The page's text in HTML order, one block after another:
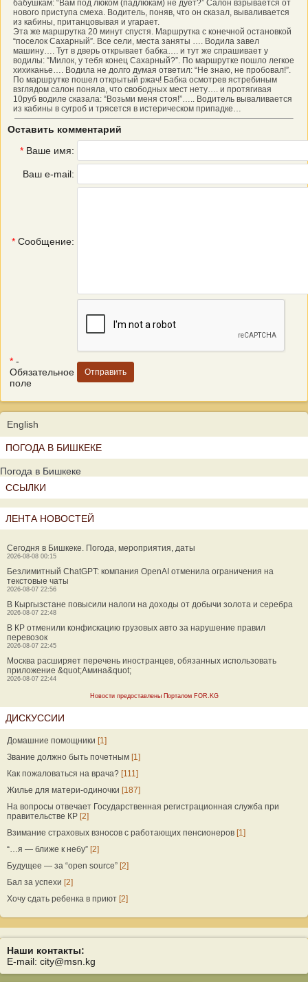
бабушкам: “Вам под люком (падлюкам) не дует?” Салон взрывается от
нового приступа смеха. Водитель, поняв, что он сказал, вываливается
из кабины, пританцовывая и угарает.
Эта же маршрутка 20 минут спустя. Маршрутка с конечной остановкой
“поселок Сахарный”. Все сели, места заняты …. Водила завел
машину…. Тут в дверь открывает бабка…. и тут же спрашивает у
водилы: “Милок, у тебя конец Сахарный?”. По маршрутке пошло легкое
хихиканье…. Водила не долго думая ответил: “Не знаю, не пробовал!”.
По маршрутке пошел открытый ржач! Бабка осмотрев ястребиным
взглядом салон поняла, что свободных мест нету…. и протягивая
10руб водиле сказала: “Возьми меня стоя!”….. Водитель вываливается
из кабины в сугроб и трясется в истерическом припадке…
Оставить комментарий
* Ваше имя:
Ваш e-mail:
* Сообщение:
* -
Обязательное
поле
English
ПОГОДА В БИШКЕКЕ
Погода в Бишкеке
ССЫЛКИ
ЛЕНТА НОВОСТЕЙ
Сегодня в Бишкеке. Погода, мероприятия, даты
2026-08-08 00:15
Безлимитный ChatGPT: компания OpenAI отменила ограничения на
текстовые чаты
2026-08-07 22:56
В Кыргызстане повысили налоги на доходы от добычи золота и серебра
2026-08-07 22:48
В КР отменили конфискацию грузовых авто за нарушение правил
перевозок
2026-08-07 22:45
Москва расширяет перечень иностранцев, обязанных использовать
приложение &quot;Амина&quot;
2026-08-07 22:44
Новости предоставлены Порталом FOR.KG
ДИСКУССИИ
Домашние помощники [1]
Звание должно быть почетным [1]
Как пожаловаться на врача? [111]
Жилье для матери-одиночки [187]
На вопросы отвечает Государственная регистрационная служба при
правительстве КР [2]
Взимание страховых взносов с работающих пенсионеров [1]
“…я — ближе к небу” [2]
Будущее — за “open source” [2]
Бал за успехи [2]
Хочу сдать ребенка в приют [2]
Наши контакты:
E-mail: city@msn.kg